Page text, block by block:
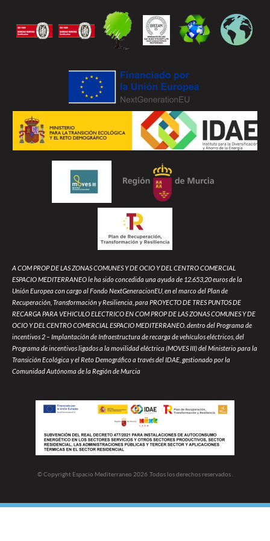
A COM PROP DE LAS ZONAS COMUNES Y DE OCIO Y DEL CENTRO COMERCIAL
ESPACIO MEDITERRANEO le ha sido concedida una ayuda de 12.653,20 euros de la
Unión Europea con cargo al Fondo NextGeneracionEU, en el marco del Plan de
Recuperación, Transformación y Resiliencia, para PROYECTO DE TRES PUNTOS DE
RECARGA PARA VEHICULO ELECTRICO EN COM PROP DE LAS ZONAS COMUNES Y DE
OCIO Y DEL CENTRO COMERCIAL ESPACIO MEDITERRANEO. dentro del Programa de
incentivos 2 – Implantación de Infraestructura de recarga de vehículos eléctricos, del
Programa de incentivos ligados a la movilidad eléctrica (MOVES III) del Ministerio para la
Transición Ecológica y el Reto Demográfico a través del IDAE, gestionado por la
Comunidad Autónoma de la Región de Murcia
© Copyright Espacio Mediterraneo 2026 .Todos los derechos reservados .